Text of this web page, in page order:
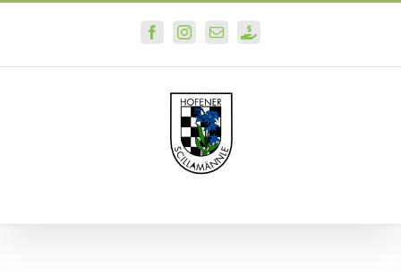
springen
FacebookInstagram
E-
PayPal